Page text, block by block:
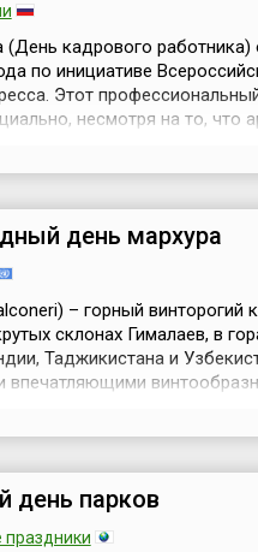
кадрового работника)
по инициативе
Этот
несмотря на то, что
отношении между хо...
день мархура
– горный винторогий
склонах Гималаев, в
Таджикистана и
впечатляющими
день парков